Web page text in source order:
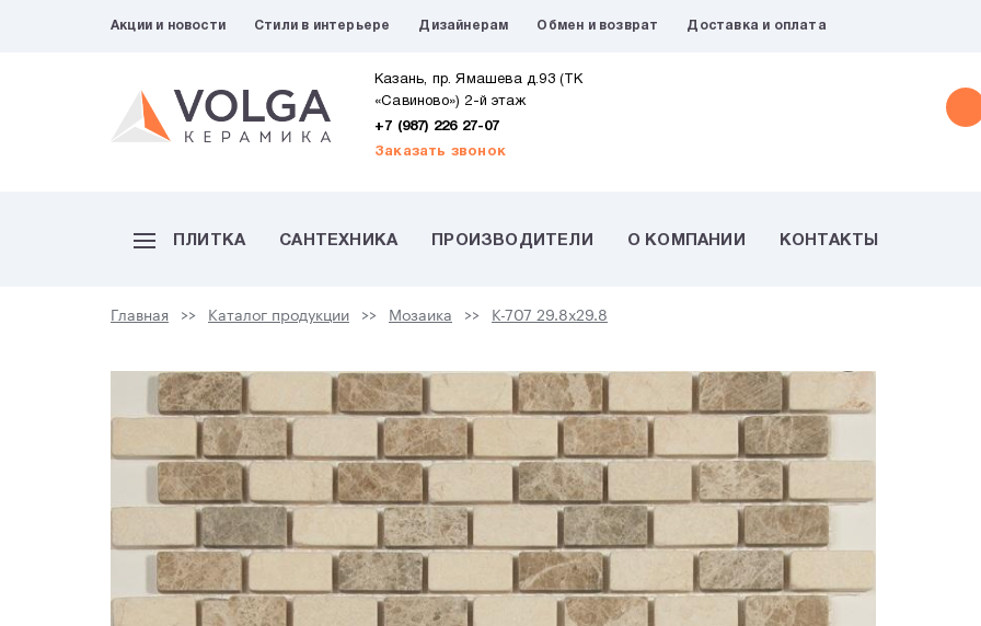
Акции и новости Стили в интерьере Дизайнерам Обмен и возврат Доставка и оплата
Казань, пр. Ямашева д.93 (ТК
«Савиново») 2-й этаж
+7 (987) 226 27-07
Заказать звонок
ПЛИТКА САНТЕХНИКА ПРОИЗВОДИТЕЛИ О КОМПАНИИ КОНТАКТЫ
Главная Каталог продукции Мозаика K-707 29.8х29.8